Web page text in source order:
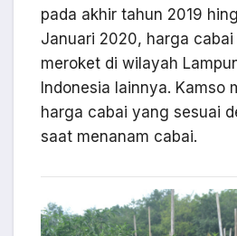
pada akhir tahun 2019
Januari 2020, harga
meroket di wilayah
Indonesia lainnya. Kamso
harga cabai yang sesuai
saat menanam cabai.